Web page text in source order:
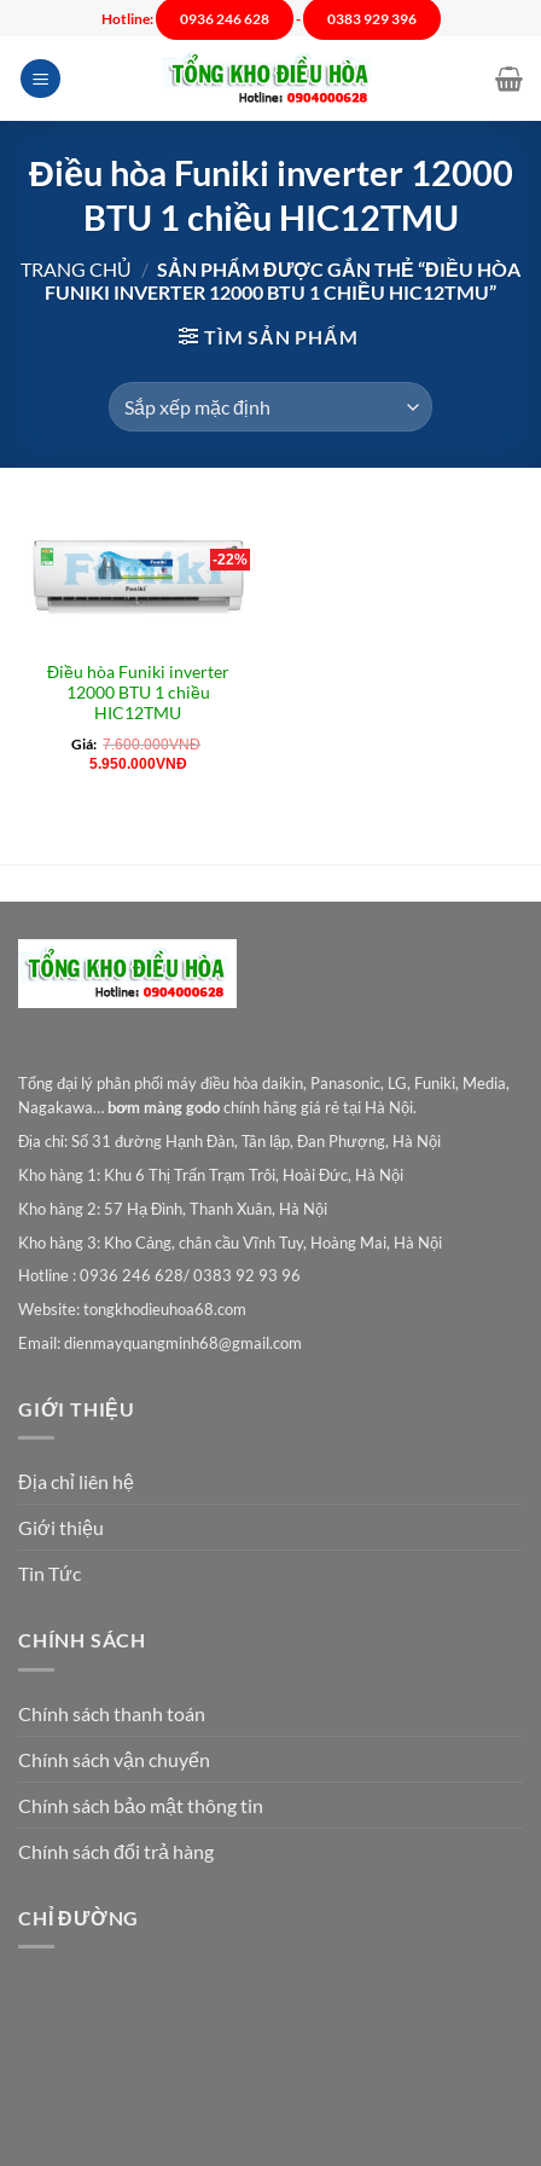
nội
dung
Hotline: 0936 246 628 - 0383 929 396
Điều hòa Funiki inverter 12000
BTU 1 chiều HIC12TMU
TRANG CHỦ / SẢN PHẨM ĐƯỢC GẮN THẺ “ĐIỀU HÒA
FUNIKI INVERTER 12000 BTU 1 CHIỀU HIC12TMU”
TÌM SẢN PHẨM
-22%
Điều hòa Funiki inverter
12000 BTU 1 chiều
HIC12TMU
Giá: 7.600.000VNĐ
Giá
5.950.000VNĐGiá
Tổng đại lý phân phối máy điều hòa daikin, Panasonic, LG, Funiki, Media,
Nagakawa… bơm màng godochính hãng giá rẻ tại Hà Nội.
Địa chỉ: Số 31 đường Hạnh Đàn, Tân lập, Đan Phượng, Hà Nội
Kho hàng 1: Khu 6 Thị Trấn Trạm Trôi, Hoài Đức, Hà Nội
Kho hàng 2: 57 Hạ Đình, Thanh Xuân, Hà Nội
Kho hàng 3: Kho Cảng, chân cầu Vĩnh Tuy, Hoàng Mai, Hà Nội
Hotline : 0936 246 628/ 0383 92 93 96
Website: tongkhodieuhoa68.com
Email:dienmayquangminh68@gmail.com
GIỚI THIỆU
Địa chỉ liên hệ
Giới thiệu
Tin Tức
CHÍNH SÁCH
Chính sách thanh toán
Chính sách vận chuyển
Chính sách bảo mật thông tin
Chính sách đổi trả hàng
CHỈ ĐƯỜNG